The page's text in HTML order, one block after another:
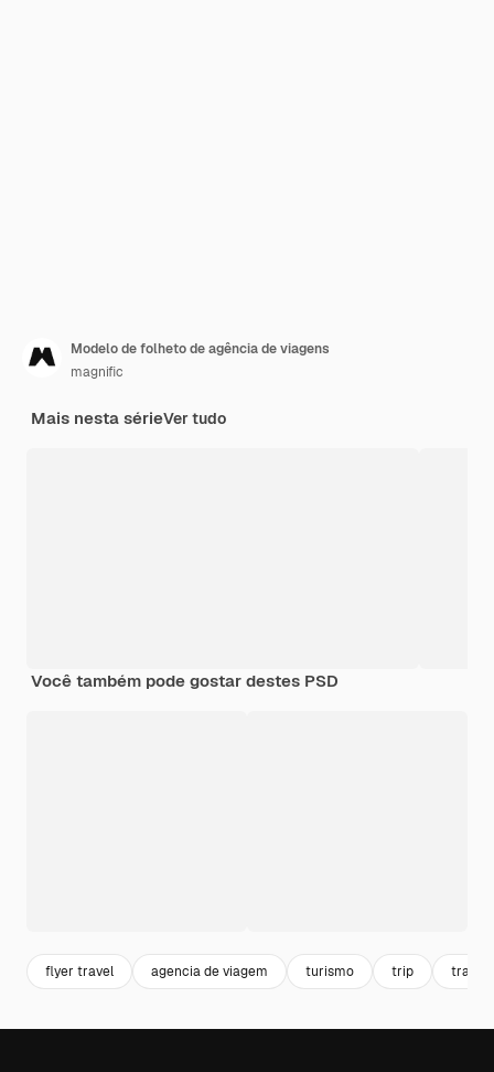
Modelo de folheto de agência de viagens
magnific
Mais nesta sérieVer tudo
Você também pode gostar destes PSD
flyer travel agencia de viagem turismo trip travel